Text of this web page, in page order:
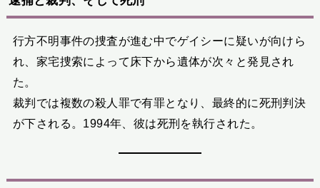
行方不明事件の捜査が進む中でゲイシーに疑いが向けら
れ、家宅捜索によって床下から遺体が次々と発見され
た。
裁判では複数の殺人罪で有罪となり、最終的に死刑判決
が下される。1994年、彼は死刑を執行された。